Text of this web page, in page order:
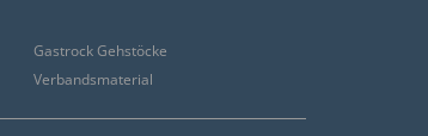
Gastrock Gehstöcke
Verbandsmaterial